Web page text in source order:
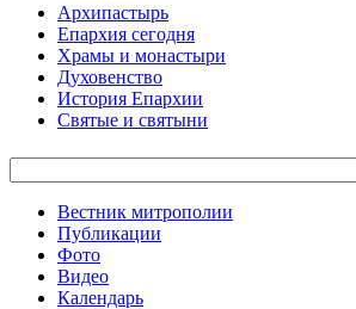
Архипастырь
Епархия сегодня
Храмы и монастыри
Духовенство
История Епархии
Святые и святыни
Вестник митрополии
Публикации
Фото
Видео
Календарь